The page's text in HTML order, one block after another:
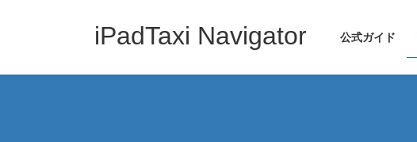
iPadTaxi Navigator 公式ガイド